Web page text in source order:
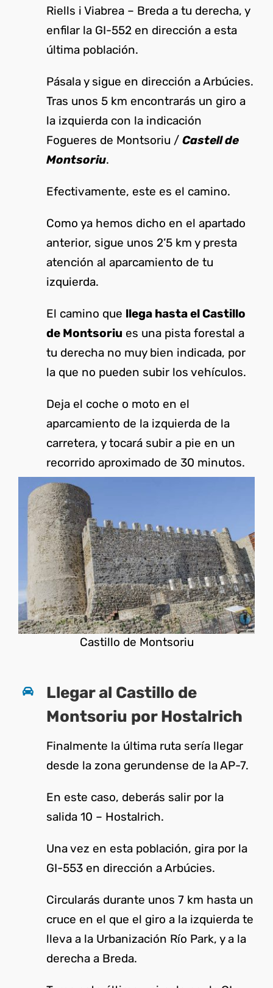
Riells i Viabrea – Breda a tu derecha, y
enfilar la GI-552 en dirección a esta
última población.
Pásala y sigue en dirección a Arbúcies.
Tras unos 5 km encontrarás un giro a
la izquierda con la indicación
Fogueres de Montsoriu / Castell de
Montsoriu.
Efectivamente, este es el camino.
Como ya hemos dicho en el apartado
anterior, sigue unos 2’5 km y presta
atención al aparcamiento de tu
izquierda.
El camino que llega hasta el Castillo
de Montsoriu es una pista forestal a
tu derecha no muy bien indicada, por
la que no pueden subir los vehículos.
Deja el coche o moto en el
aparcamiento de la izquierda de la
carretera, y tocará subir a pie en un
recorrido aproximado de 30 minutos.
Castillo de Montsoriu
Llegar al Castillo de
Montsoriu por Hostalrich
Finalmente la última ruta sería llegar
desde la zona gerundense de la AP-7.
En este caso, deberás salir por la
salida 10 – Hostalrich.
Una vez en esta población, gira por la
GI-553 en dirección a Arbúcies.
Circularás durante unos 7 km hasta un
cruce en el que el giro a la izquierda te
lleva a la Urbanización Río Park, y a la
derecha a Breda.